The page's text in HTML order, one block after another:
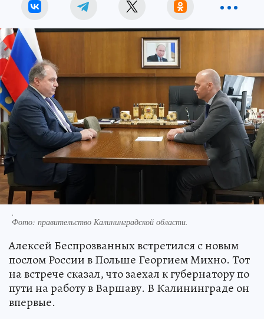
.
Фото: правительство Калининградской области.
Алексей Беспрозванных встретился с новым
послом России в Польше Георгием Михно. Тот
на встрече сказал, что заехал к губернатору по
пути на работу в Варшаву. В Калининграде он
впервые.